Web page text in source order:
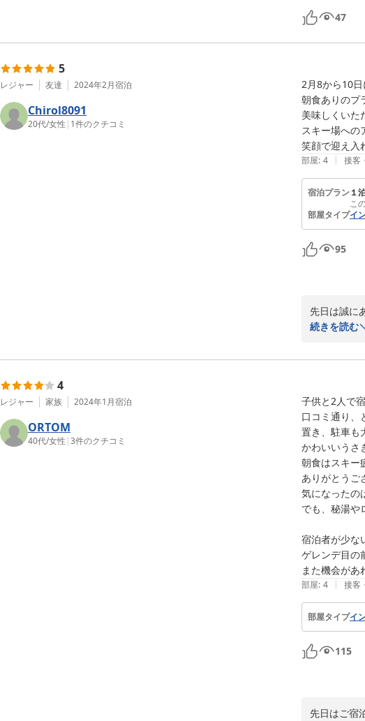
47
5
レジャー 友達 2024年2月宿泊
Chirol8091
20代/女性 | 1件のクチコミ
2月8から10日
朝食ありのプ
美味しくいた
スキー場への
笑顔で迎え入
部屋: 4 | 接客
宿泊プラン１
こ
部屋タイプイ
95
先日は誠に
ご感想投稿
機会があり
続きを読む
4
レジャー 家族 2024年1月宿泊
ORTOM
40代/女性 |3件のクチコミ
子供と2人で
口コミ通り、
置き、駐車も
かわいいうさ
朝食はスキー
ありがとうご
気になったの
でも、秘湯や
宿泊者が少な
ゲレンデ目の
また機会があ
部屋: 4 | 接客
部屋タイプイ
115
先日はご宿